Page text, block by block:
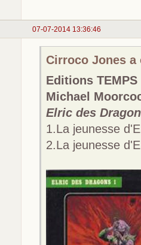
07-07-2014 13:36:46
Cirroco Jones a
Editions TEMPS
Michael
Elric des
1.La jeunesse
2.La jeunesse